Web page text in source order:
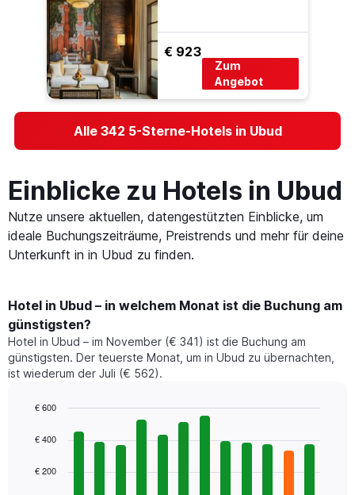
€ 923
Zum
Angebot
Alle 342 5-Sterne-Hotels in Ubud
Einblicke zu Hotels in Ubud
Nutze unsere aktuellen, datengestützten Einblicke, um
ideale Buchungszeiträume, Preistrends und mehr für deine
Unterkunft in in Ubud zu finden.
Hotel in Ubud – in welchem Monat ist die Buchung am
günstigsten?
Hotel in Ubud – im November (€ 341) ist die Buchung am
günstigsten. Der teuerste Monat, um in Ubud zu übernachten,
ist wiederum der Juli (€ 562).
chart
bars.
graphic.
€ 200
€ 400
€ 600